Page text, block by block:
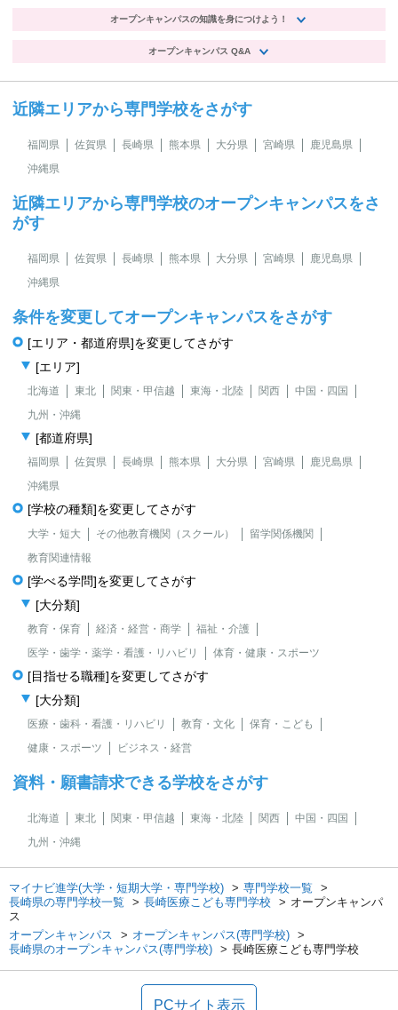
オープンキャンパスの知識を身につけよう！
オープンキャンパス Q&A
近隣エリアから専門学校をさがす
福岡県 佐賀県 長崎県 熊本県 大分県 宮崎県
鹿児島県
沖縄県
近隣エリアから専門学校のオープンキャンパスをさ
がす
福岡県 佐賀県 長崎県 熊本県 大分県 宮崎県
鹿児島県
沖縄県
条件を変更してオープンキャンパスをさがす
[エリア・都道府県]を変更してさがす
[エリア]
北海道 東北 関東・甲信越 東海・北陸 関西
中国・四国
九州・沖縄
[都道府県]
福岡県 佐賀県 長崎県 熊本県 大分県 宮崎県
鹿児島県
沖縄県
[学校の種類]を変更してさがす
大学・短大 その他教育機関（スクール）
留学関係機関
教育関連情報
[学べる学問]を変更してさがす
[大分類]
教育・保育 経済・経営・商学
福祉・介護
医学・歯学・薬学・看護・リハビリ
体育・健康・スポーツ
[目指せる職種]を変更してさがす
[大分類]
医療・歯科・看護・リハビリ 教育・文化
保育・こども
健康・スポーツ
ビジネス・経営
資料・願書請求できる学校をさがす
北海道 東北 関東・甲信越 東海・北陸 関西
中国・四国
九州・沖縄
マイナビ進学(大学・短期大学・専門学校)
専門学校一覧
長崎県の専門学校一覧
長崎医療こども専門学校
オープンキャンパ
ス
オープンキャンパス
オープンキャンパス(専門学校)
長崎県のオープンキャンパス(専門学校)
長崎医療こども専門学校
PCサイト表示